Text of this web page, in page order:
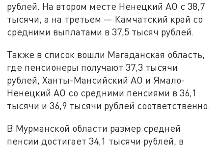
рублей. На втором месте Ненецкий АО с 38,7
тысячи, а на третьем — Камчатский край со
средними выплатами в 37,5 тысяч рублей.
Также в список вошли Магаданская область,
где пенсионеры получают 37,3 тысячи
рублей, Ханты-Мансийский АО и Ямало-
Ненецкий АО со средними пенсиями в 36,1
тысячи и 36,9 тысячи рублей соответственно.
В Мурманской области размер средней
пенсии достигает 34,1 тысячи рублей, в